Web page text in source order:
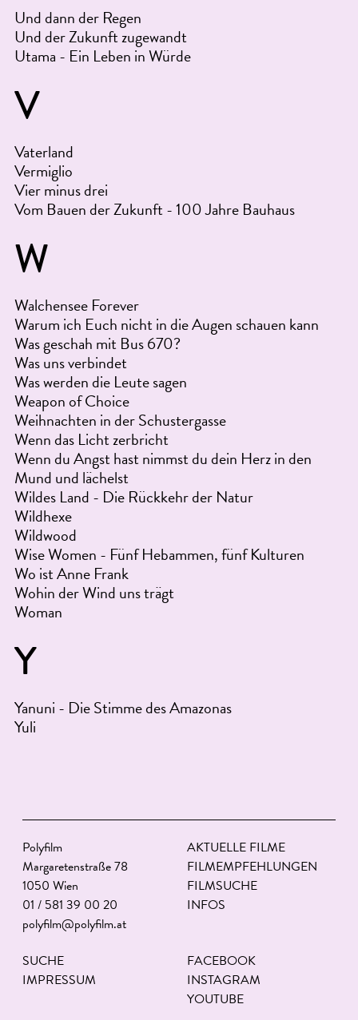
Und dann der Regen
Und der Zukunft zugewandt
Utama - Ein Leben in Würde
V
Vaterland
Vermiglio
Vier minus drei
Vom Bauen der Zukunft - 100 Jahre Bauhaus
W
Walchensee Forever
Warum ich Euch nicht in die Augen schauen kann
Was geschah mit Bus 670?
Was uns verbindet
Was werden die Leute sagen
Weapon of Choice
Weihnachten in der Schustergasse
Wenn das Licht zerbricht
Wenn du Angst hast nimmst du dein Herz in den
Mund und lächelst
Wildes Land - Die Rückkehr der Natur
Wildhexe
Wildwood
Wise Women - Fünf Hebammen, fünf Kulturen
Wo ist Anne Frank
Wohin der Wind uns trägt
Woman
Y
Yanuni - Die Stimme des Amazonas
Yuli
Polyfilm
Margaretenstraße 78
1050 Wien
01 / 581 39 00 20
polyfilm@polyfilm.at
AKTUELLE FILME
FILMEMPFEHLUNGEN
FILMSUCHE
INFOS
SUCHE
IMPRESSUM
FACEBOOK
INSTAGRAM
YOUTUBE